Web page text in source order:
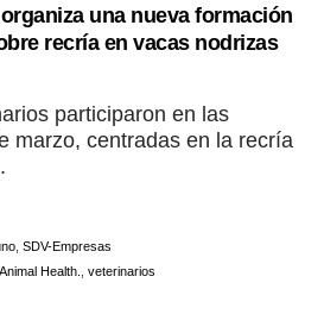
una nueva formación
recría en vacas nodrizas
participaron en las
marzo, centradas en la recría
, SDV-Empresas
Health. veterinarios